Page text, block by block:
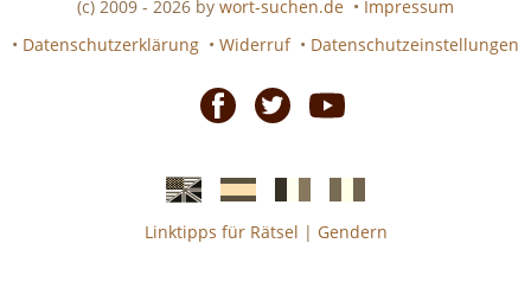
(c) 2009 - 2026 by wort-suchen.de • Impressum
• Datenschutzerklärung • Widerruf • Datenschutzeinstellungen
EnglischeSpanischefranzösicheitalienische
Linktipps für Rätsel | Gendern